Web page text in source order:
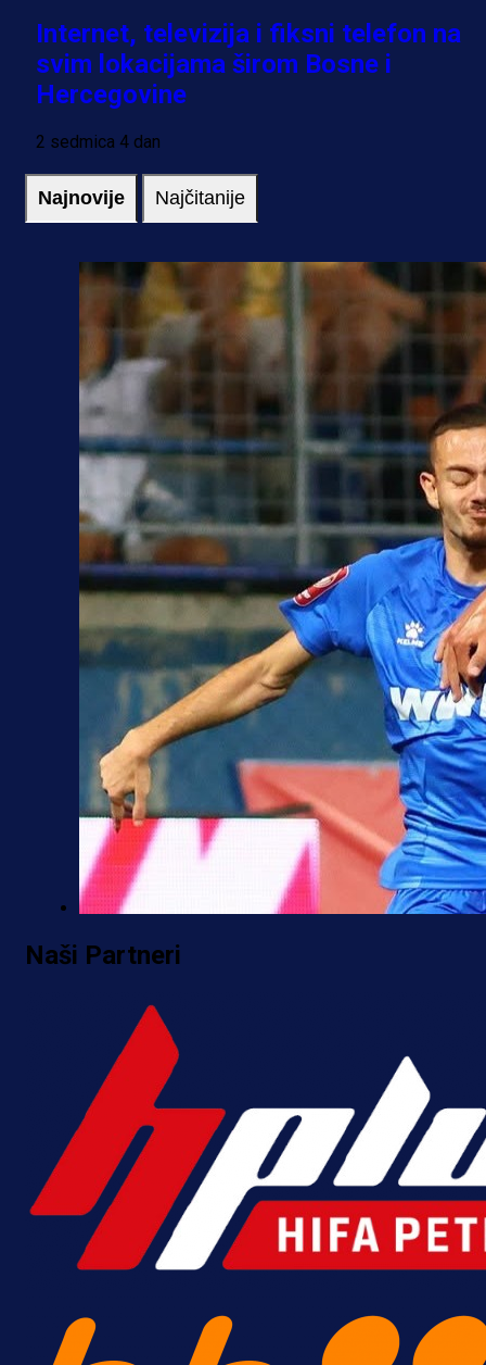
Internet, televizija i fiksni telefon na
svim lokacijama širom Bosne i
Hercegovine
2 sedmica 4 dan
Najnovije Najčitanije
krenuo pobjedom: Plavi slavili na
Grbavici!
4 h 49 min
Naši Partneri